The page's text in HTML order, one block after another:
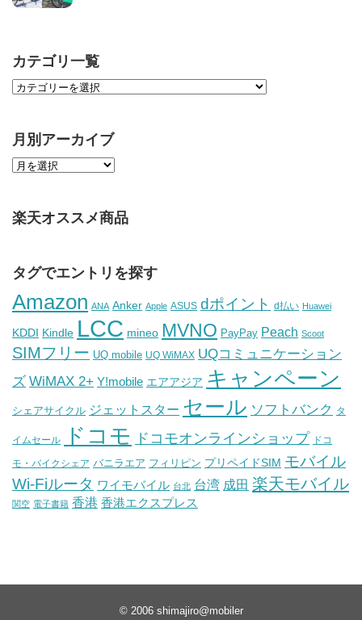
カテゴリ一覧
月別アーカイブ
楽天オススメ商品
タグでエントリを探す
Amazon ANA Anker Apple ASUS dポイント d払い Huawei
KDDI Kindle LCC mineo MVNO PayPay Peach Scoot
SIMフリー UQ mobile UQ WiMAX UQコミュニケーション
ズ WiMAX 2+ Y!mobile エアアジア キャンペーン
シェアサイクル ジェットスター セール ソフトバンク タ
イムセール ドコモ ドコモオンラインショップ ドコ
モ・バイクシェア バニラエア フィリピン プリペイドSIM モバイル
Wi-Fiルータ ワイモバイル 台北 台湾 成田 楽天モバイル
関空 電子書籍 香港 香港エクスプレス
© 2006 shimajiro@mobiler